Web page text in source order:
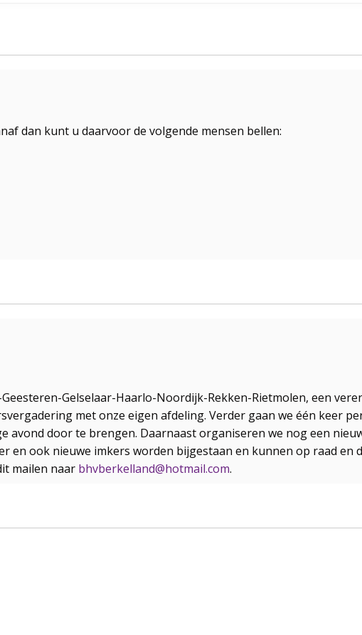
dan kunt u daarvoor de volgende mensen bellen:
Gelselaar-Haarlo-Noordijk-Rekken-Rietmolen, een
met onze eigen afdeling. Verder gaan we één keer
avond door te brengen. Daarnaast organiseren we nog een
en ook nieuwe imkers worden bijgestaan en kunnen op raad en
mailen naar bhvberkelland@hotmail.com.